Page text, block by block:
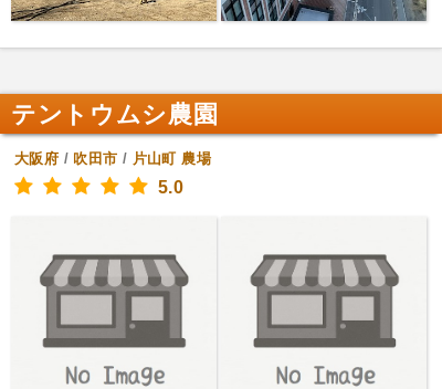
テントウムシ農園
大阪府 / 吹田市 / 片山町 農場
5.0